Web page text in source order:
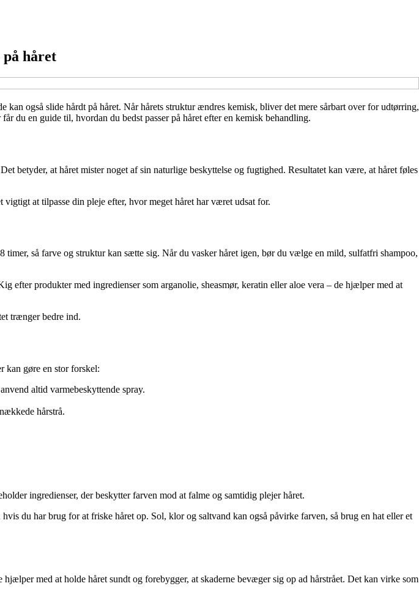
håret
også slide hårdt på håret. Når hårets struktur ændres kemisk, bliver det mere sårbart over for udtørring,
du en guide til, hvordan du bedst passer på håret efter en kemisk behandling.
betyder, at håret mister noget af sin naturlige beskyttelse og fugtighed. Resultatet kan være, at håret føles
at tilpasse din pleje efter, hvor meget håret har været udsat for.
så farve og struktur kan sætte sig. Når du vasker håret igen, bør du vælge en mild, sulfatfri shampoo,
efter produkter med ingredienser som arganolie, sheasmør, keratin eller aloe vera – de hjælper med at
trænger bedre ind.
kan gøre en stor forskel:
altid varmebeskyttende spray.
hårstrå.
ingredienser, der beskytter farven mod at falme og samtidig plejer håret.
du har brug for at friske håret op. Sol, klor og saltvand kan også påvirke farven, så brug en hat eller et
med at holde håret sundt og forebygger, at skaderne bevæger sig op ad hårstrået. Det kan virke som